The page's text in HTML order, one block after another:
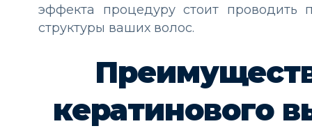
эффекта процедуру стоит
структуры ваших волос.
кератинового